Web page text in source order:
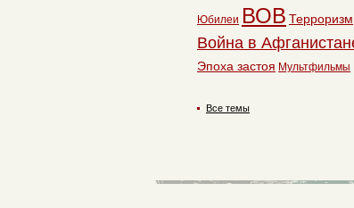
Юбилеи ВОВ Терроризм
Война в
Эпоха застоя Мультфильмы
Все темы